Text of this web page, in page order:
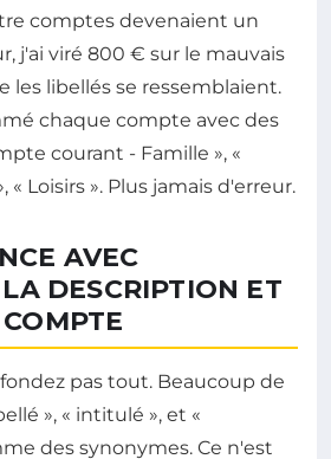
comptes devenaient un
j'ai viré 800 € sur le mauvais
les libellés se ressemblaient.
chaque compte avec des
courant - Famille », «
« Loisirs ». Plus jamais d'erreur.
AVEC
DESCRIPTION ET
pas tout. Beaucoup de
», « intitulé », et «
des synonymes. Ce n'est